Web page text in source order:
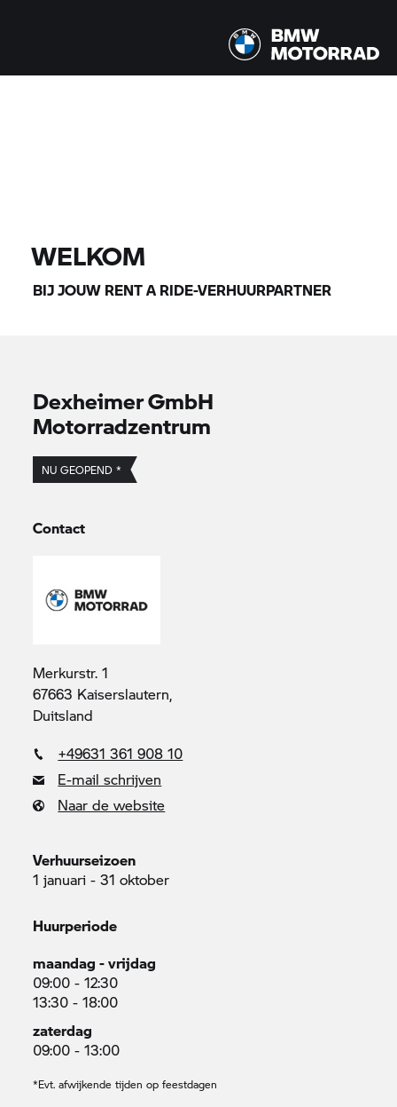
WELKOM
BIJ JOUW RENT A RIDE-VERHUURPARTNER
Dexheimer GmbH
Motorradzentrum
NU GEOPEND *
Contact
Merkurstr. 1
67663 Kaiserslautern,
Duitsland
+49631 361 908 10
E-mail schrijven
Naar de website
Verhuurseizoen
1 januari - 31 oktober
Huurperiode
maandag - vrijdag
09:00 - 12:30
13:30 - 18:00
zaterdag
09:00 - 13:00
*Evt. afwijkende tijden op feestdagen